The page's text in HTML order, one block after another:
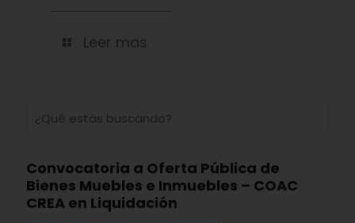
Leer mas
Convocatoria a Oferta Pública de
Bienes Muebles e Inmuebles – COAC
CREA en Liquidación